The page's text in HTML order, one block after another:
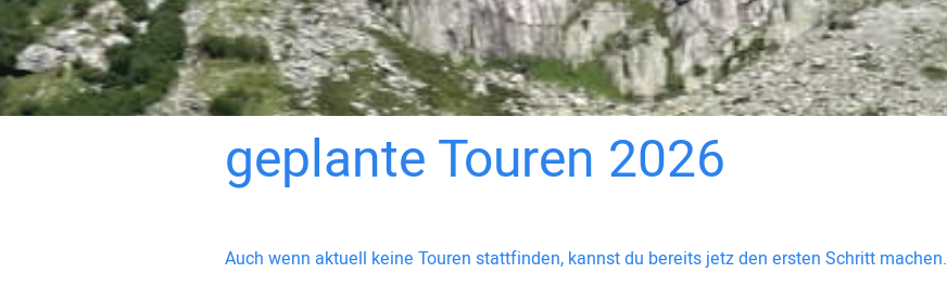
geplante Touren 2026
Auch wenn aktuell keine Touren stattfinden, kannst du bereits jetz den ersten Schritt machen.